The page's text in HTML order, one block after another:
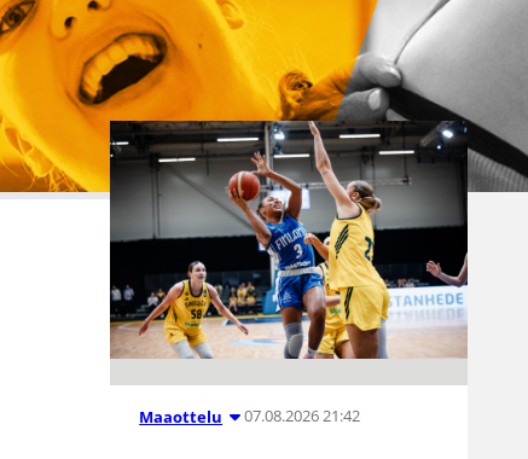
kohtaa huomenna Ruotsin klo
19.30 Suomen aikaa.
Maaottelu 07.08.2026 21:42